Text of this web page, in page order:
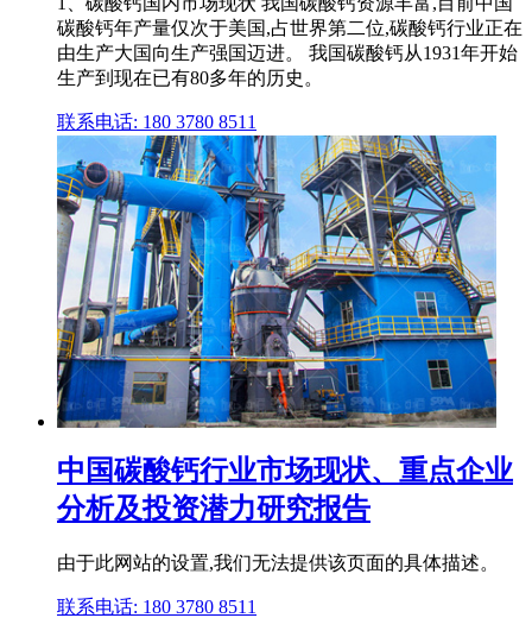
碳酸钙年产量仅次于美国,占世界第二位,碳酸钙行业正在
由生产大国向生产强国迈进。 我国碳酸钙从1931年开始
生产到现在已有80多年的历史。
联系电话: 180 3780 8511
中国碳酸钙行业市场现状、重点企业
分析及投资潜力研究报告
由于此网站的设置,我们无法提供该页面的具体描述。
联系电话: 180 3780 8511